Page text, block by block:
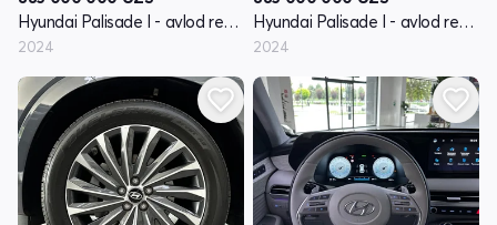
Hyundai Palisade I - avlod restayling
2024
Hyundai Palisade I - avlod restayling
2024